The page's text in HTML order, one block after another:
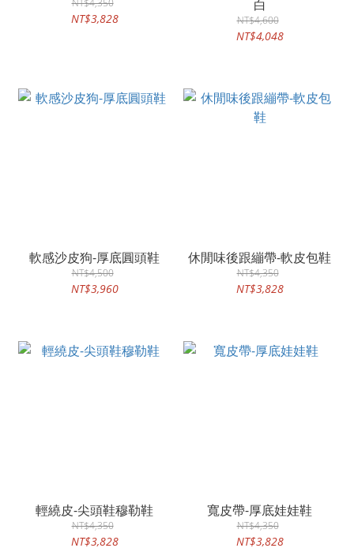
NT$4,350
NT$3,828
白
NT$4,600
NT$4,048
軟感沙皮狗-厚底圓頭鞋
NT$4,500
NT$3,960
休閒味後跟繃帶-軟皮包鞋
NT$4,350
NT$3,828
輕繞皮-尖頭鞋穆勒鞋
NT$4,350
NT$3,828
寬皮帶-厚底娃娃鞋
NT$4,350
NT$3,828